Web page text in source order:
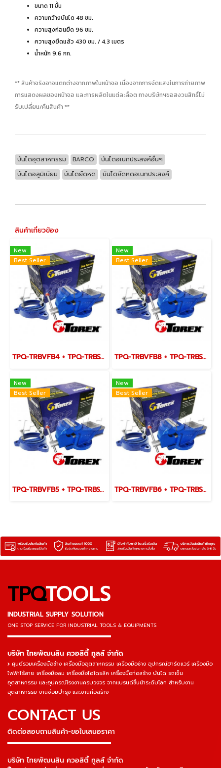
ขนาด 11 ขั้น
ความกว้างบันได 48 ซม.
ความสูงก่อนยืด 96 ซม.
ความสูงยืดแล้ว 430 ซม. / 4.3 เมตร
น้ำหนัก 9.6 กก.
** สินค้าจริงอาจแตกต่างจากภาพในหน้าจอ เนื่องจากการจัดแสงในการถ่ายภาพ
การแสดงผลของหน้าจอ และการผลิตในแต่ละล็อต ทางบริษัทฯขอสงวนสิทธิ์ไม่
รับเปลี่ยน/คืนสินค้า **
บันไดอุตสาหกรรม BARCO
บันไดอเนกประสงค์อื่นๆ
บันไดอลูมิเนียม
บันไดยืดหด บันไดยืดหดอเนกประสงค์
สินค้าเกี่ยวข้อง
New
Best Seller
TPQ-TRBVFB4 + TPQ-TRBSWV4 ชุดปากกาจับชิ้นงาน 100 มม. (4") พร้อมฐานหมุน
New
Best Seller
TPQ-TRBVFB8 + TPQ-TRBSWV8 ชุดปากกาจับชิ้นงาน 200 มม. (8") พร้อมฐานหมุน
New
Best Seller
TPQ-TRBVFB5 + TPQ-TRBSWV5 ชุดปากกาจับชิ้นงาน 125 มม. (5") พร้อมฐานหมุน
New
Best Seller
TPQ-TRBVFB6 + TPQ-TRBSWV6 ชุดปากกาจับชิ้นงาน 150 มม. (6") พร้อมฐานหมุน
TPQTOOLS
INDUSTRIAL SUPPLY SOLUTION
ONE STOP SERVICE FOR INDUSTRIAL TOOLS & EQUIPMENTS
▬▬▬▬▬▬▬▬▬▬▬▬▬▬▬
บริษัท ไทยพัฒนสิน ควอลิตี้ ทูลส์ จำกัด
ศูนย์รวมเครื่องมือช่าง เครื่องมืออุตสาหกรรม เครื่องมือช่าง อุปกรณ์ฮาร์ดแวร์ เครื่องมือ
ไฟฟ้าไร้สาย เครื่องมือลม เครื่องมือไฮโดรลิค เครื่องมือก่อสร้าง บันได รถเข็น
อุตสาหกรรม และอุปกรณ์โรงงานครบวงจร จากแบรนด์ชั้นนำระดับโลก สำหรับงาน
อุตสาหกรรม งานซ่อมบำรุง และงานก่อสร้าง
CONTACT US
ติดต่อสอบถามสินค้า-ขอใบเสนอราคา
▬▬▬▬▬▬▬▬▬▬▬▬▬▬▬
บริษัท ไทยพัฒนสิน ควอลิตี้ ทูลส์ จำกัด